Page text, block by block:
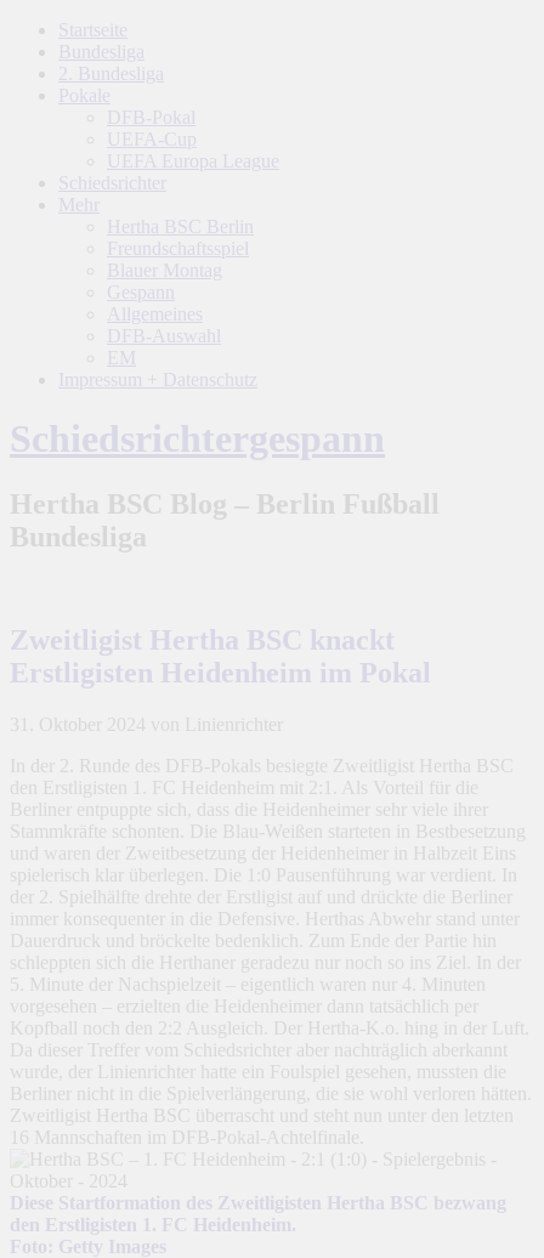
Startseite
Bundesliga
2. Bundesliga
Pokale
DFB-Pokal
UEFA-Cup
UEFA Europa League
Schiedsrichter
Mehr
Hertha BSC Berlin
Freundschaftsspiel
Blauer Montag
Gespann
Allgemeines
DFB-Auswahl
EM
Impressum + Datenschutz
Schiedsrichtergespann
Hertha BSC Blog – Berlin Fußball
Bundesliga
Zweitligist Hertha BSC knackt
Erstligisten Heidenheim im Pokal
31. Oktober 2024 von Linienrichter
In der 2. Runde des DFB-Pokals besiegte Zweitligist Hertha BSC
den Erstligisten 1. FC Heidenheim mit 2:1. Als Vorteil für die
Berliner entpuppte sich, dass die Heidenheimer sehr viele ihrer
Stammkräfte schonten. Die Blau-Weißen starteten in Bestbesetzung
und waren der Zweitbesetzung der Heidenheimer in Halbzeit Eins
spielerisch klar überlegen. Die 1:0 Pausenführung war verdient. In
der 2. Spielhälfte drehte der Erstligist auf und drückte die Berliner
immer konsequenter in die Defensive. Herthas Abwehr stand unter
Dauerdruck und bröckelte bedenklich. Zum Ende der Partie hin
schleppten sich die Herthaner geradezu nur noch so ins Ziel. In der
5. Minute der Nachspielzeit – eigentlich waren nur 4. Minuten
vorgesehen – erzielten die Heidenheimer dann tatsächlich per
Kopfball noch den 2:2 Ausgleich. Der Hertha-K.o. hing in der Luft.
Da dieser Treffer vom Schiedsrichter aber nachträglich aberkannt
wurde, der Linienrichter hatte ein Foulspiel gesehen, mussten die
Berliner nicht in die Spielverlängerung, die sie wohl verloren hätten.
Zweitligist Hertha BSC überrascht und steht nun unter den letzten
16 Mannschaften im DFB-Pokal-Achtelfinale.
Diese Startformation des Zweitligisten Hertha BSC bezwang
den Erstligisten 1. FC Heidenheim.
Foto: Getty Images